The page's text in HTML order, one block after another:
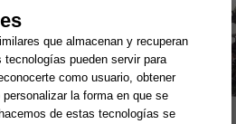
que almacenan y recuperan
pueden servir para
como usuario, obtener
la forma en que se
de estas tecnologías se